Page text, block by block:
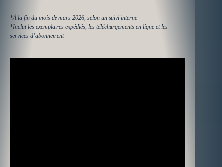
*À la fin du mois de mars 2026, selon un suivi interne
​*Inclut les exemplaires expédiés, les téléchargements en ligne et les
services d’abonnement